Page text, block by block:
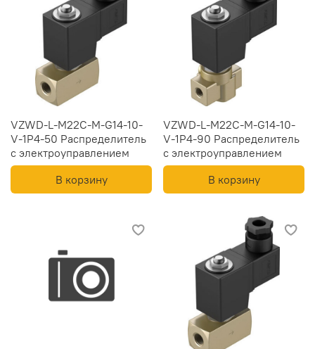
VZWD-L-M22C-M-G14-10-
V-1P4-50 Распределитель
с электроуправлением
В корзину
VZWD-L-M22C-M-G14-10-
V-1P4-90 Распределитель
с электроуправлением
В корзину